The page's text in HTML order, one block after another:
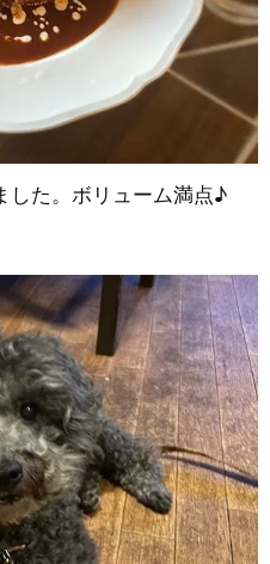
した。ボリューム満点♪